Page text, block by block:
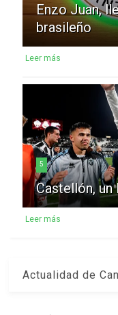
Enzo Juan,
brasileño
Leer más
5
Castellón,
Leer más
Actualidad de